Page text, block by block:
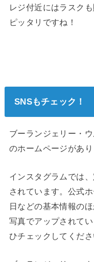
レジ付近にはラスク
ピッタリですね！
SNSもチェック！
ブーランジェリー・
のホームページがあり
インスタグラムでは
されています。公式
日などの基本情報の
写真でアップされて
ひチェックしてくださ